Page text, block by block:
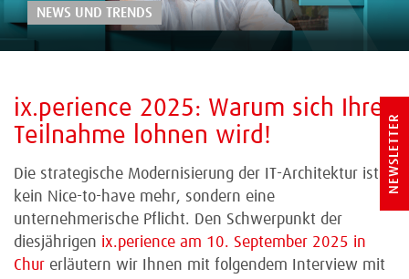
NEWS UND TRENDS
ix.perience 2025: Warum sich Ihre
Teilnahme lohnen wird!
Die strategische Modernisierung der IT-Architektur ist
kein Nice-to-have mehr, sondern eine
unternehmerische Pflicht. Den Schwerpunkt der
diesjährigen ix.perience am 10. September 2025 in
Chur erläutern wir Ihnen mit folgendem Interview mit
NEWSLETTER